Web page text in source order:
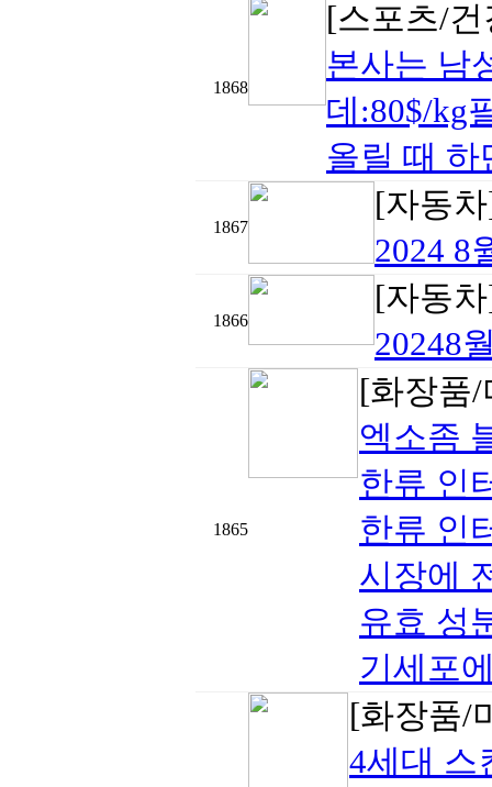
1868
[스포츠/
본사는 남
데:80$/kg
올릴 때
1867
[자동
2024 8
1866
[자동
20248
1865
[화장품
엑소좀
한류 인
한류 인
시장에
유효 성
기세포
[화장품/
4세대 스